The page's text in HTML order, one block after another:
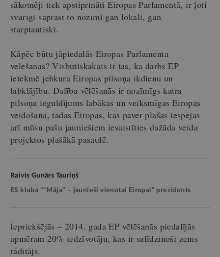
sākotnēji tiek apstiprināti Eiropas Parlamentā, ir ļoti
svarīgi saprast to nozīmi gan lokāli, gan
starptautiski.
Kāpēc būtu jāpiedalās Eiropas Parlamenta
vēlēšanās? Visbūtiskākais ir tas, ka darbs EP
ietekmē jebkura Eiropas pilsoņa ikdienu un
labklājību. Dalība vēlēšanās ir nozīmīgs katra
pilsoņa ieguldījums labākas un veiksmīgas Eiropas
veidošanā, tādas Eiropas, kas paver plašas iespējas
arī mūsu pašu jauniešiem iesaistīties dažāda veida
projektos plašākā pasaulē.
Raivis Gunārs Tauriņš
ES kluba ““Māja” – jaunieši vienotai Eiropai” prezidents
Iepriekšējās – 2014. gada EP vēlēšanās piedalījās
apmēram 20% iedzīvotāju, kas ir salīdzinoši zems
rādītājs.